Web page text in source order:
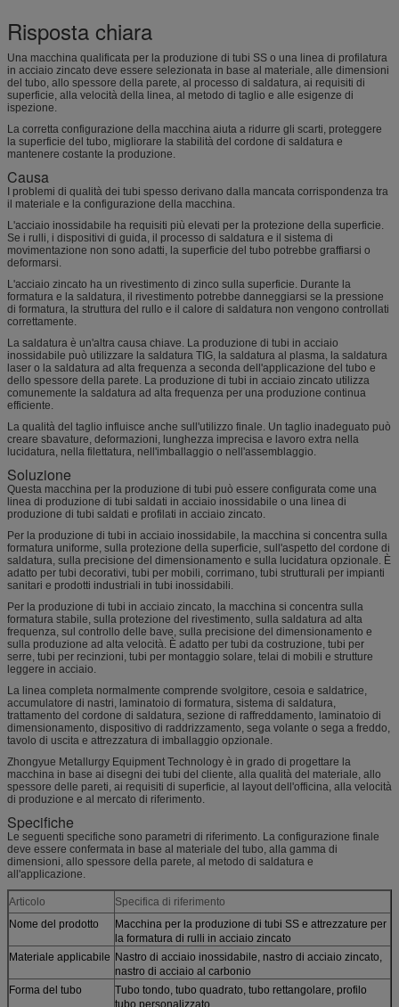
Risposta chiara
Una macchina qualificata per la produzione di tubi SS o una linea di profilatura
in acciaio zincato deve essere selezionata in base al materiale, alle dimensioni
del tubo, allo spessore della parete, al processo di saldatura, ai requisiti di
superficie, alla velocità della linea, al metodo di taglio e alle esigenze di
ispezione.
La corretta configurazione della macchina aiuta a ridurre gli scarti, proteggere
la superficie del tubo, migliorare la stabilità del cordone di saldatura e
mantenere costante la produzione.
Causa
I problemi di qualità dei tubi spesso derivano dalla mancata corrispondenza tra
il materiale e la configurazione della macchina.
L'acciaio inossidabile ha requisiti più elevati per la protezione della superficie.
Se i rulli, i dispositivi di guida, il processo di saldatura e il sistema di
movimentazione non sono adatti, la superficie del tubo potrebbe graffiarsi o
deformarsi.
L'acciaio zincato ha un rivestimento di zinco sulla superficie. Durante la
formatura e la saldatura, il rivestimento potrebbe danneggiarsi se la pressione
di formatura, la struttura del rullo e il calore di saldatura non vengono controllati
correttamente.
La saldatura è un'altra causa chiave. La produzione di tubi in acciaio
inossidabile può utilizzare la saldatura TIG, la saldatura al plasma, la saldatura
laser o la saldatura ad alta frequenza a seconda dell'applicazione del tubo e
dello spessore della parete. La produzione di tubi in acciaio zincato utilizza
comunemente la saldatura ad alta frequenza per una produzione continua
efficiente.
La qualità del taglio influisce anche sull'utilizzo finale. Un taglio inadeguato può
creare sbavature, deformazioni, lunghezza imprecisa e lavoro extra nella
lucidatura, nella filettatura, nell'imballaggio o nell'assemblaggio.
Soluzione
Questa macchina per la produzione di tubi può essere configurata come una
linea di produzione di tubi saldati in acciaio inossidabile o una linea di
produzione di tubi saldati e profilati in acciaio zincato.
Per la produzione di tubi in acciaio inossidabile, la macchina si concentra sulla
formatura uniforme, sulla protezione della superficie, sull'aspetto del cordone di
saldatura, sulla precisione del dimensionamento e sulla lucidatura opzionale. È
adatto per tubi decorativi, tubi per mobili, corrimano, tubi strutturali per impianti
sanitari e prodotti industriali in tubi inossidabili.
Per la produzione di tubi in acciaio zincato, la macchina si concentra sulla
formatura stabile, sulla protezione del rivestimento, sulla saldatura ad alta
frequenza, sul controllo delle bave, sulla precisione del dimensionamento e
sulla produzione ad alta velocità. È adatto per tubi da costruzione, tubi per
serre, tubi per recinzioni, tubi per montaggio solare, telai di mobili e strutture
leggere in acciaio.
La linea completa normalmente comprende svolgitore, cesoia e saldatrice,
accumulatore di nastri, laminatoio di formatura, sistema di saldatura,
trattamento del cordone di saldatura, sezione di raffreddamento, laminatoio di
dimensionamento, dispositivo di raddrizzamento, sega volante o sega a freddo,
tavolo di uscita e attrezzatura di imballaggio opzionale.
Zhongyue Metallurgy Equipment Technology è in grado di progettare la
macchina in base ai disegni dei tubi del cliente, alla qualità del materiale, allo
spessore delle pareti, ai requisiti di superficie, al layout dell'officina, alla velocità
di produzione e al mercato di riferimento.
Specifiche
Le seguenti specifiche sono parametri di riferimento. La configurazione finale
deve essere confermata in base al materiale del tubo, alla gamma di
dimensioni, allo spessore della parete, al metodo di saldatura e
all'applicazione.
Articolo
Specifica di riferimento
Nome del prodotto
Macchina per la produzione di tubi SS e attrezzature per
la formatura di rulli in acciaio zincato
Materiale applicabile Nastro di acciaio inossidabile, nastro di acciaio zincato,
nastro di acciaio al carbonio
Forma del tubo
Tubo tondo, tubo quadrato, tubo rettangolare, profilo
tubo personalizzato